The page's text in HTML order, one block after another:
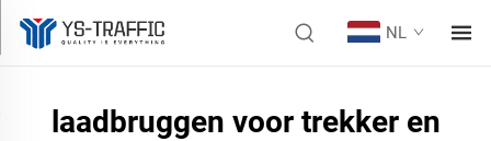
NL
laadbruggen voor trekker en